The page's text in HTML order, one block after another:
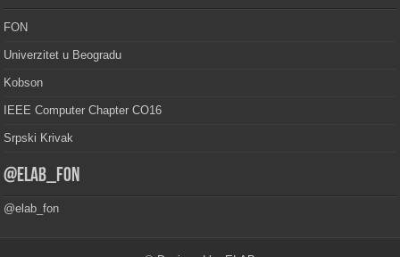
FON
Univerzitet u Beogradu
Kobson
IEEE Computer Chapter CO16
Srpski Krivak
@elab_fon
@elab_fon